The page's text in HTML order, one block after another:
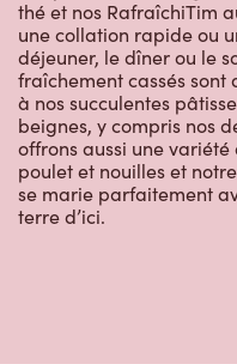
thé et nos RafraîchiTim
une collation rapide ou
déjeuner, le dîner ou le
fraîchement cassés sont
à nos succulentes
beignes, y compris nos
offrons aussi une
poulet et nouilles et
se marie parfaitement
terre d’ici.